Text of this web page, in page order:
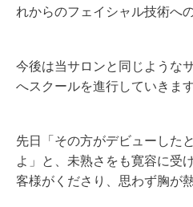
れからのフェイシャル技術へ
今後は当サロンと同じような
へスクールを進行していきます
先日「その方がデビューした
よ」と、未熟さをも寛容に受
客様がくださり、思わず胸が